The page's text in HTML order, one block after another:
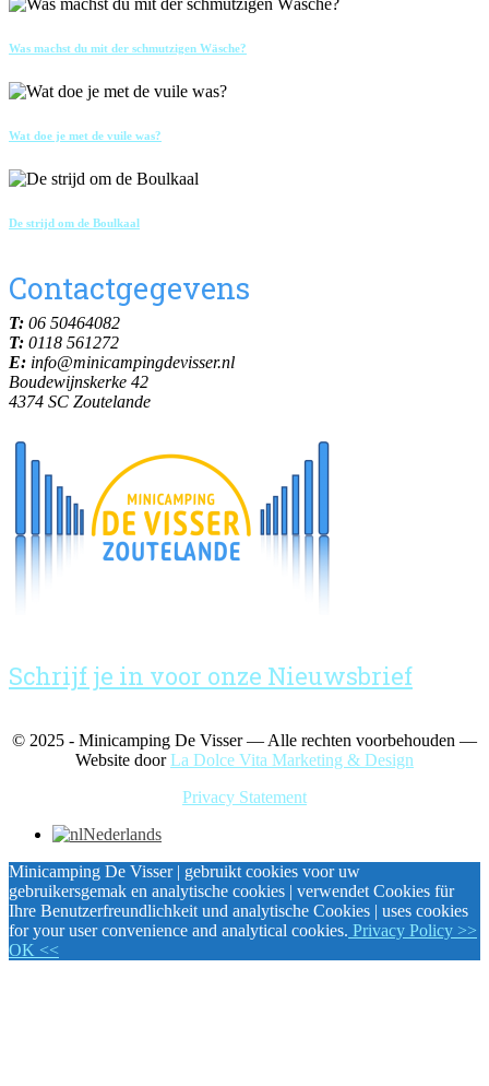
Was machst du mit der schmutzigen Wäsche?
Wat doe je met de vuile was?
De strijd om de Boulkaal
Contactgegevens
T: 06 50464082
T: 0118 561272
E: info@minicampingdevisser.nl
Boudewijnskerke 42
4374 SC Zoutelande
Schrijf je in voor onze Nieuwsbrief
© 2025 - Minicamping De Visser — Alle rechten voorbehouden —
Website doorLa Dolce Vita Marketing & Design
Privacy Statement
Nederlands
Minicamping De Visser | gebruikt cookies voor uw
gebruikersgemak en analytische cookies | verwendet Cookies für
Ihre Benutzerfreundlichkeit und analytische Cookies | uses cookies
for your user convenience and analytical cookies. Privacy Policy >>
OK <<